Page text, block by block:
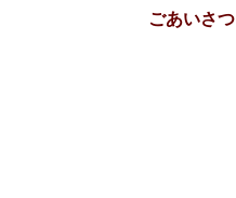
ごあいさつ